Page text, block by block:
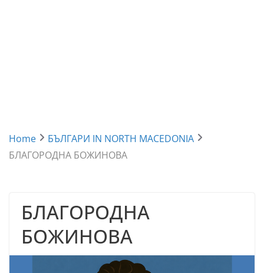
Home
БЪЛГАРИ IN NORTH MACEDONIA
БЛАГОРОДНА БОЖИНОВА
БЛАГОРОДНА
БОЖИНОВА